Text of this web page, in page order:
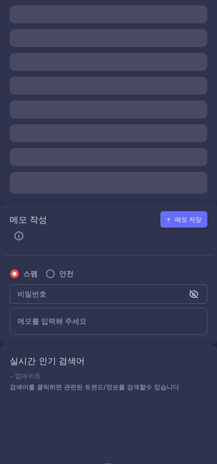
메모 작성 메모 저장
스팸 안전
비밀번호
메모를 입력해 주세요
실시간 인기 검색어
- 업데이트
검색어를 클릭하면 관련된 트렌드/정보를 검색할수 있습니다